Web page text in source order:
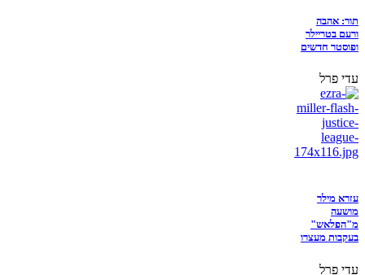
תור: אהבה
ורעם בטריילר
ופוסטר חדשים
עדי פרל
עזרא מילר
מושעה
מ"הפלאש"
בעקבות מעצרו
עדי פרל